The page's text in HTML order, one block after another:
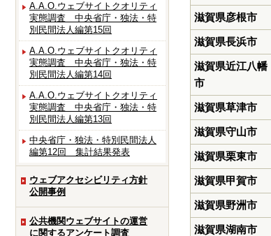
A.A.O.ウェブサイトクオリティ
実態調査 中央省庁・独法・特
別民間法人編第15回
A.A.O.ウェブサイトクオリティ
実態調査 中央省庁・独法・特
別民間法人編第14回
A.A.O.ウェブサイトクオリティ
実態調査 中央省庁・独法・特
別民間法人編第13回
中央省庁・独法・特別民間法人
編第12回 集計結果発表
ウェブアクセシビリティ方針
公開事例
公共機関ウェブサイトの運営
に関するアンケート調査
滋賀県彦根市
滋賀県長浜市
滋賀県近江八幡
市
滋賀県草津市
滋賀県守山市
滋賀県栗東市
滋賀県甲賀市
滋賀県野洲市
滋賀県湖南市